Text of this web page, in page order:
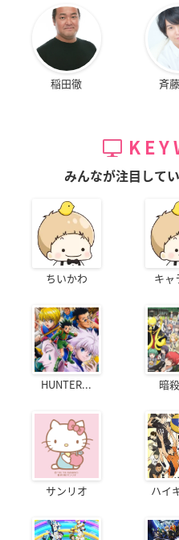
稲田徹 斉
みんなが注目して
ちいかわ キャ
HUNTER... 暗
サンリオ ハイ